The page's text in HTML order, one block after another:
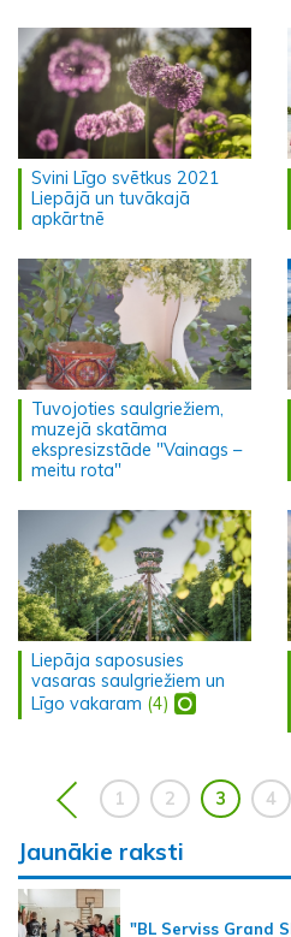
Svini Līgo svētkus 2021
Liepājā un tuvākajā
apkārtnē
Tuvojoties saulgriežiem,
muzejā skatāma
ekspresizstāde "Vainags –
meitu rota"
Liepāja saposusies
vasaras saulgriežiem un
Līgo vakaram (4)
1 2 3 4
Jaunākie raksti
"BL Serviss Grand